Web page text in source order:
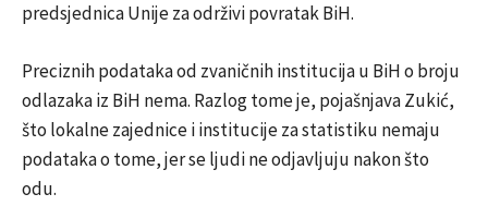
predsjednica Unije za održivi povratak BiH.
Preciznih podataka od zvaničnih institucija u BiH o broju
odlazaka iz BiH nema. Razlog tome je, pojašnjava Zukić,
što lokalne zajednice i institucije za statistiku nemaju
podataka o tome, jer se ljudi ne odjavljuju nakon što
odu.